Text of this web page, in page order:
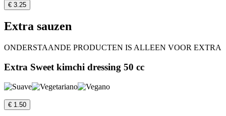
€ 3.25
Extra sauzen
ONDERSTAANDE PRODUCTEN IS ALLEEN VOOR EXTRA
Extra Sweet kimchi dressing 50 cc
€ 1.50